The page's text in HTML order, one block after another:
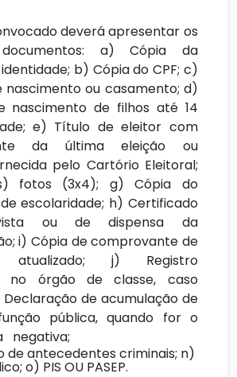
deverá apresentar os
documentos: a) Cópia da
b) Cópia do CPF; c)
nascimento ou casamento; d)
nascimento de filhos até 14
e) Título de eleitor com
da última eleição ou
pelo Cartório Eleitoral;
fotos (3x4); g) Cópia do
escolaridade; h) Certificado
ou de dispensa da
i) Cópia de comprovante de
atualizado; j) Registro
no órgão de classe, caso
de acumulação de
pública, quando for o
negativa;
de antecedentes criminais; n)
o) PIS OU PASEP.